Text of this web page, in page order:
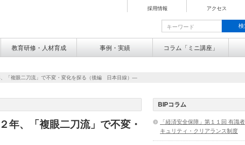
採用情報 アクセス
教育研修・人材育成 事例・実績 コラム「ミニ講座」
「複眼二刀流」で不変・変化を探る（後編 日本目線）―
年、「複眼二刀流」で不変・
BIPコラム
「経済安全保障」第１１回 有識
キュリティ・クリアランス制度